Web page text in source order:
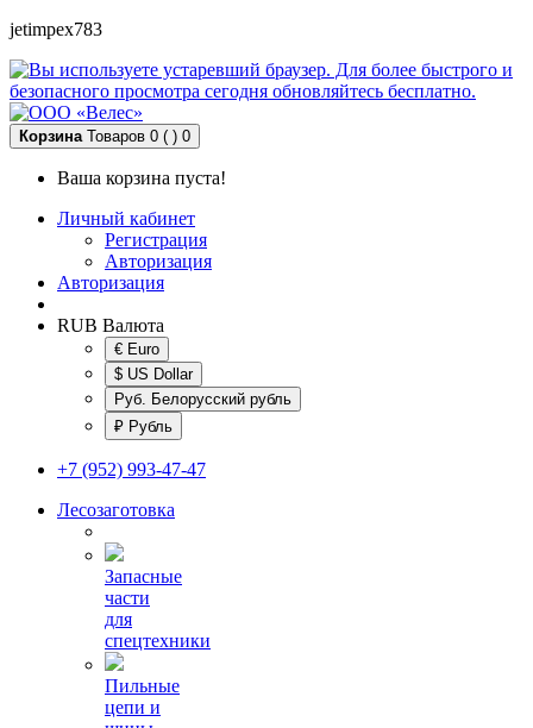
jetimpex783
Корзина Товаров 0 ( ) 0
Ваша корзина пуста!
Личный кабинет
Регистрация
Авторизация
Авторизация
RUB Валюта
€ Euro
$ US Dollar
Руб. Белорусский рубль
₽ Рубль
+7 (952) 993-47-47
Лесозаготовка
Запасные
части
для
спецтехники
Пильные
цепи и